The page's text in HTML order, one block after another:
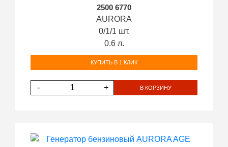
2500 6770
AURORA
0/1/1 шт.
0.6 л.
КУПИТЬ В 1 КЛИК
- + В КОРЗИНУ